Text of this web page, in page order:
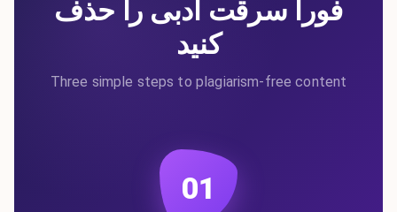
فوراً سرقت ادبی را حذف
کنید
Three simple steps to plagiarism-free content
01